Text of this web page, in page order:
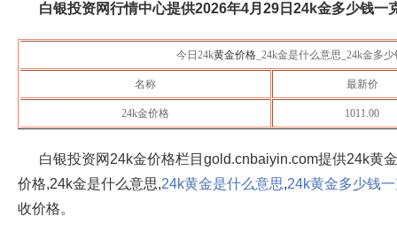
白银投资网行情中心提供2026年4月29日 24k金多少钱一
今日24k黄金价格 _24k金是什么意思_24k金多
名称 最新价
24k金价格 1011.00
白银投资网24k金价格栏目gold.cnbaiyin.com提供24k黄
价格,24k金是什么意思,24k黄金是什么意思,24k黄金多少钱
收价格。